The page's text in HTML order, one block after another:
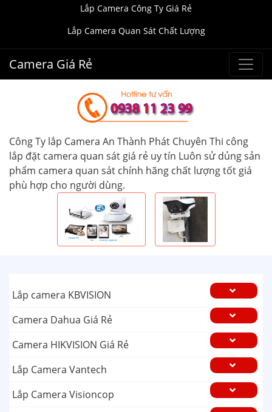
Lắp Camera Công Ty Giá Rẻ
Lắp Camera Quan Sát Chất Lượng
Camera Giá Rẻ
Công Ty lắp Camera An Thành Phát Chuyên Thi công
lắp đặt camera quan sát giá rẻ uy tín Luôn sử dủng sản
phẩm camera quan sát chính hãng chất lượng tốt giá
phù hợp cho người dùng.
Lắp camera KBVISION
Camera Dahua Giá Rẻ
Camera HIKVISION Giá Rẻ
Lắp Camera Vantech
Lắp Camera Visioncop